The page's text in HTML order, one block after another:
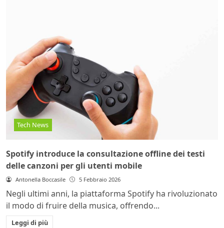
Tech News
Spotify introduce la consultazione offline dei testi
delle canzoni per gli utenti mobile
Antonella Boccasile 5 Febbraio 2026
Negli ultimi anni, la piattaforma Spotify ha rivoluzionato
il modo di fruire della musica, offrendo...
Leggi di più